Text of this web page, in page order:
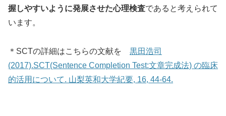
握しやすいように発展させた心理検査であると考えられて
います。
＊SCTの詳細はこちらの文献を 黒田浩司
(2017).SCT(Sentence Completion Test:文章完成法) の臨床
的活用について. 山梨英和大学紀要, 16, 44-64.